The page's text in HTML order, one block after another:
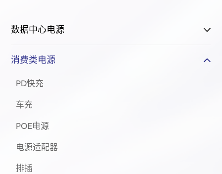
数据中心电源
消费类电源
PD快充
车充
POE电源
电源适配器
排插